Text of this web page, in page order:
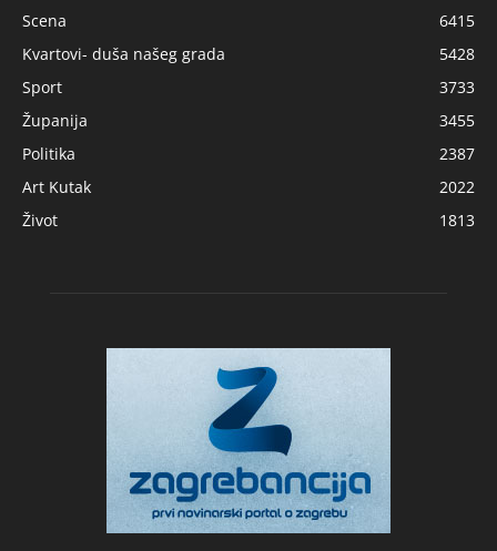
Scena
6415
Kvartovi- duša našeg grada
5428
Sport
3733
Županija
3455
Politika
2387
Art Kutak
2022
Život
1813